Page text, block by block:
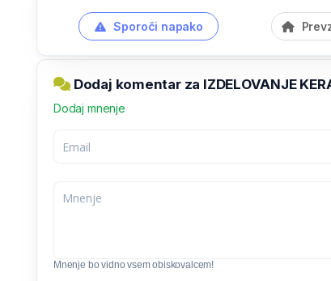
Sporoči napako
Dodaj komentar za IZDELOVANJE
Dodaj mnenje
Mnenje bo vidno vsem obiskovalcem!